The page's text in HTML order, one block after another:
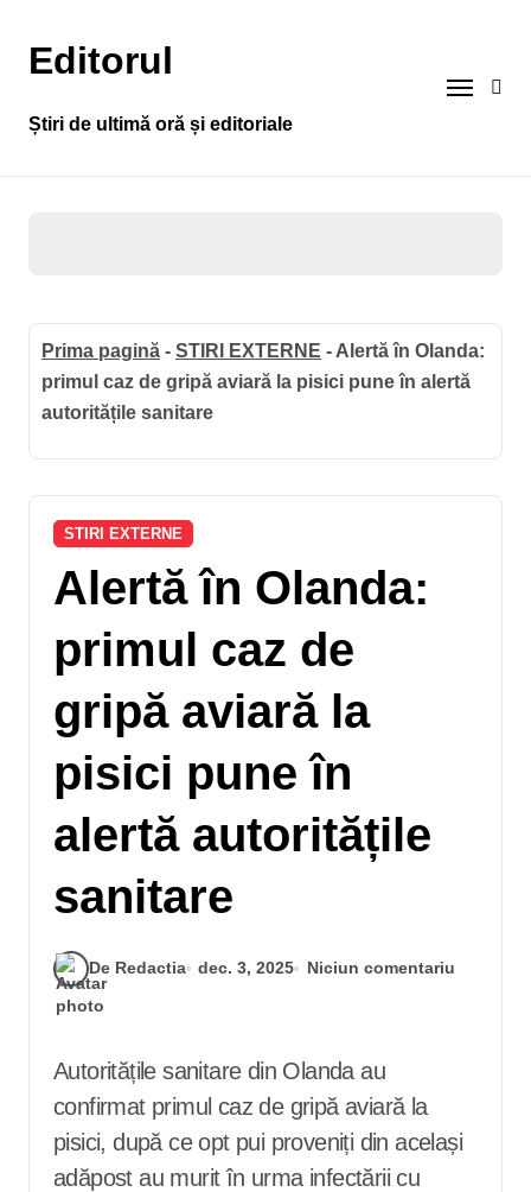
conținut
Editorul
Știri de ultimă oră și editoriale
Prima pagină - STIRI EXTERNE - Alertă în Olanda:
primul caz de gripă aviară la pisici pune în alertă
autoritățile sanitare
STIRI EXTERNE
Alertă în Olanda:
primul caz de
gripă aviară la
pisici pune în
alertă autoritățile
sanitare
De Redactia dec. 3, 2025 Niciun comentariu
Autoritățile sanitare din Olanda au
confirmat primul caz de gripă aviară la
pisici, după ce opt pui proveniți din același
adăpost au murit în urma infectării cu